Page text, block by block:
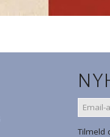
EMAIL-
Tilmeld